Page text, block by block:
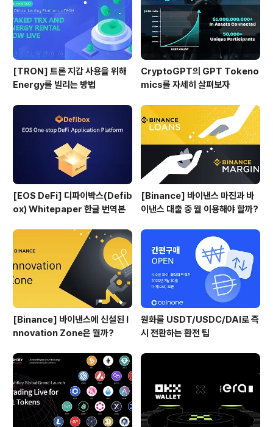
[TRON] 트론 지갑 사용을 위해
Energy를 빌리는 방법
CryptoGPT의 GPT Tokeno
mics를 자세히 살펴보자
[EOS DeFi] 디파이박스(Defib
ox) Whitepaper 한글 번역본
[Binance] 바이낸스 마진과 바
이낸스 대출 중 뭘 이용해야 할까?
[Binance] 바이낸스에 신설된 I
nnovation Zone은 뭘까?
원화를 USDT/USDC/DAI로 즉
시 전환하는 환전 팁